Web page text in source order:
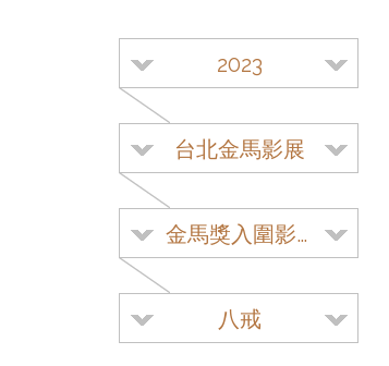
2023
台北金馬影展
金馬獎入圍影片
八戒